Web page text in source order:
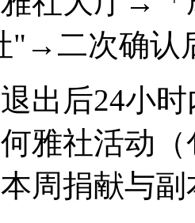
"→二次确认
出后24小
雅社活动
周捐献与副